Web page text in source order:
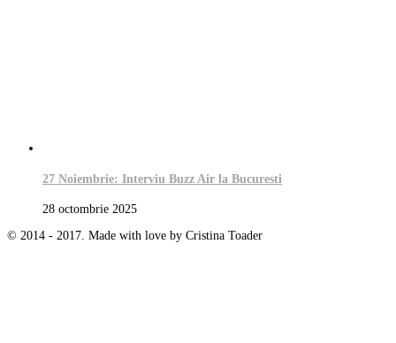
27 Noiembrie: Interviu Buzz Air la Bucuresti
28 octombrie 2025
© 2014 - 2017. Made with love by Cristina Toader